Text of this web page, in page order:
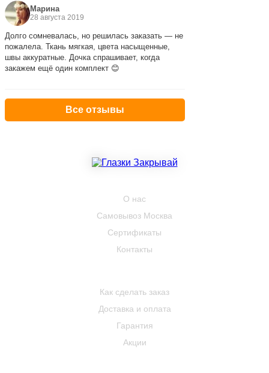
Марина
28 августа 2019
Долго сомневалась, но решилась заказать — не
пожалела. Ткань мягкая, цвета насыщенные,
швы аккуратные. Дочка спрашивает, когда
закажем ещё один комплект 😊
Все отзывы
О нас
Самовывоз Москва
Сертификаты
Контакты
Как сделать заказ
Доставка и оплата
Гарантия
Акции